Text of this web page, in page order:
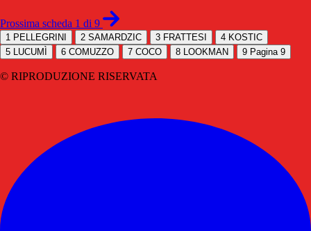
Prossima scheda 1 di 9
1 PELLEGRINI 2 SAMARDZIC 3 FRATTESI 4 KOSTIC
5 LUCUMÌ 6 COMUZZO 7 COCO 8 LOOKMAN 9 Pagina 9
© RIPRODUZIONE RISERVATA